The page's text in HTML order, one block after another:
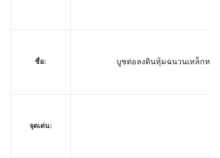
ชื่อ: บูชต่อลงดินหุ้มฉนวนเหล็กหล่อ
จุดเด่น: